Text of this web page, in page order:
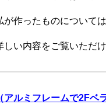
が作ったものについて
しい内容をご覧いただけ
（アルミフレームで2Fベ